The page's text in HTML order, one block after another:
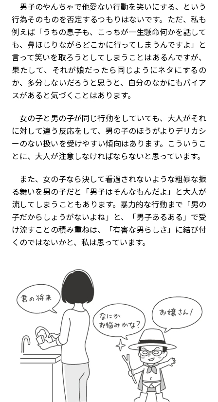
男子のやんちゃで他愛ない行動を笑いにする、という
行為そのものを否定するつもりはないです。ただ、私も
例えば「うちの息子も、こっちが一生懸命何かを話して
も、鼻ほじりながらどこかに行ってしまうんですよ」と
言って笑いを取ろうとしてしまうことはあるんですが、
果たして、それが娘だったら同じようにネタにするの
か、多分しないだろうと思うと、自分のなかにもバイア
スがあると気づくことはあります。
女の子と男の子が同じ行動をしていても、大人がそれ
に対して違う反応をして、男の子のほうがよりデリカシ
ーのない扱いを受けやすい傾向はあります。こういうこ
とに、大人が注意しなければならないと思っています。
また、女の子なら決して看過されないような粗暴な振
る舞いを男の子だと「男子はそんなもんだよ」と大人が
流してしまうこともあります。暴力的な行動まで「男の
子だからしょうがないよね」と、「男子あるある」で受
け流すことの積み重ねは、「有害な男らしさ」に結び付
くのではないかと、私は思っています。